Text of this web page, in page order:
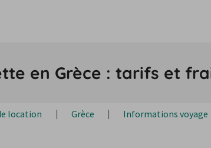
en Grèce : tarifs et
location Grèce Informations voyage